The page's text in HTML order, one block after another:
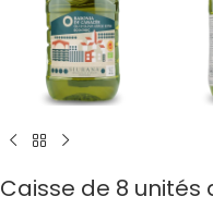
Caisse de 8 unités